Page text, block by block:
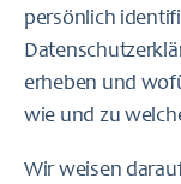
persönlich
erheben und
wie und zu
Wir weisen